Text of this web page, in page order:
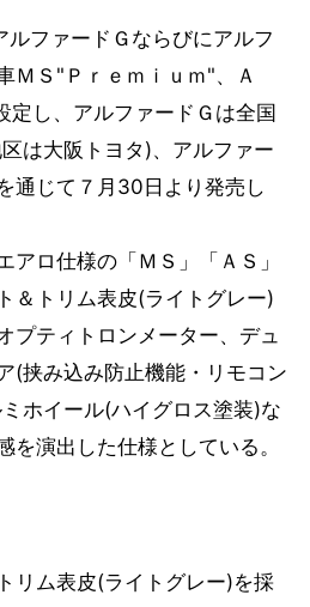
ルファードＧならびにアルフ
ＭＳ"Ｐｒｅｍｉｕｍ"、Ａ
定し、アルファードＧは全国
は大阪トヨタ)、アルファー
通じて７月30日より発売し
アロ仕様の「ＭＳ」「ＡＳ」
＆トリム表皮(ライトグレー)
プティトロンメーター、デュ
(挟み込み防止機能・リモコン
ホイール(ハイグロス塗装)な
を演出した仕様としている。
リム表皮(ライトグレー)を採